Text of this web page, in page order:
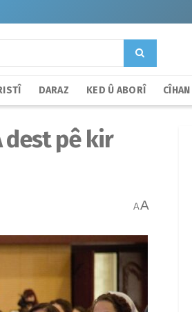
DARAZ KED Û ABORÎ CÎHAN
dest pê kir
AA